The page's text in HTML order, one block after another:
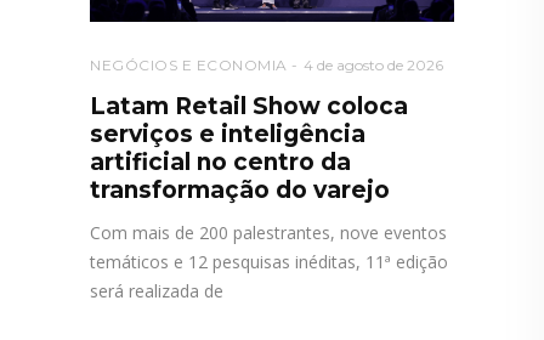
NEGÓCIOS E ECONOMIA 4 de agosto de 2026
Latam Retail Show coloca
serviços e inteligência
artificial no centro da
transformação do varejo
Com mais de 200 palestrantes, nove eventos
temáticos e 12 pesquisas inéditas, 11ª edição
será realizada de